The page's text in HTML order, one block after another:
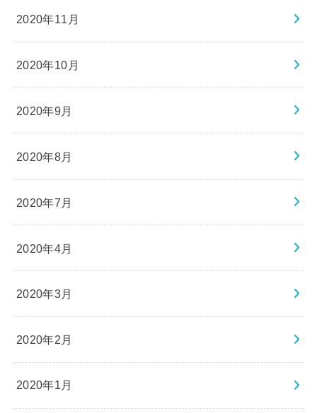
2020年11月
2020年10月
2020年9月
2020年8月
2020年7月
2020年4月
2020年3月
2020年2月
2020年1月